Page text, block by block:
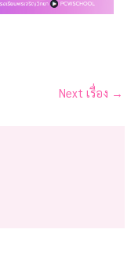
Next เรื่อง →